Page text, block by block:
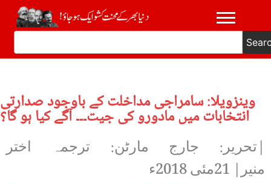
وینزویلا: سامراجی مداخلت کے باوجود صدارتی
انتخابات میں مادورو کی جیت۔۔۔ آگے کیا ہو گا؟
|تحریر: جارج مارٹن: ترجمہ اختر
منیر| 21مئی 2018ء